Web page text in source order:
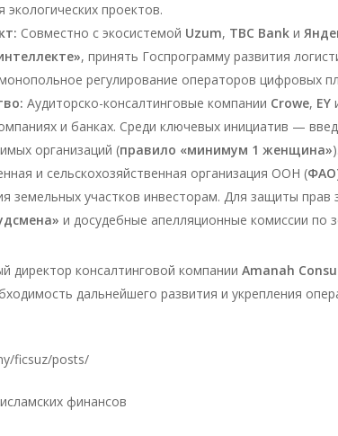
проектов.
Совместно с экосистемой Uzum, TBC Bank и
, принять Госпрограмму развития
регулирование операторов цифровых
Аудиторско-консалтинговые компании Crowe, EY
и банках. Среди ключевых инициатив —
организаций (правило «минимум 1 женщина»).
и сельскохозяйственная организация ООН (ФАО
земельных участков инвесторам. Для защиты прав
и досудебные апелляционные комиссии по
директор консалтинговой компании Amanah
дальнейшего развития и укрепления
ficsuz/posts/
финансов